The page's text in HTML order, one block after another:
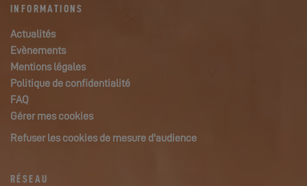
INFORMATIONS
Actualités
Evènements
Mentions légales
Politique de confidentialité
FAQ
Gérer mes cookies
Refuser les cookies de mesure d'audience
RÉSEAU